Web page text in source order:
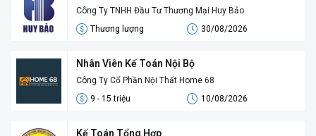
Công Ty TNHH Đầu Tư Thương Mại Huy Bảo
Thương lượng
30/08/2026
Nhân Viên Kế Toán Nội Bộ
Công Ty Cổ Phần Nội Thất Home 68
9 - 15 triệu
10/08/2026
Kế Toán Tổng Hợp